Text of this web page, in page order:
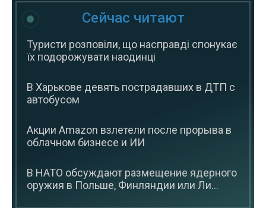
Сейчас читают
Туристи розповіли, що насправді спонукає
їх подорожувати наодинці
В Харькове девять пострадавших в ДТП с
автобусом
Акции Amazon взлетели после прорыва в
облачном бизнесе и ИИ
В НАТО обсуждают размещение ядерного
оружия в Польше, Финляндии или Ли...